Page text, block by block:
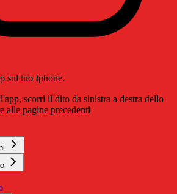
sul tuo Iphone.
scorri il dito da sinistra a destra dello
alle pagine precedenti